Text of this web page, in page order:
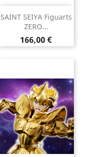
SAINT SEIYA Figuarts
ZERO...
Prix
166,00 €